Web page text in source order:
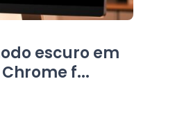
escuro em
f...